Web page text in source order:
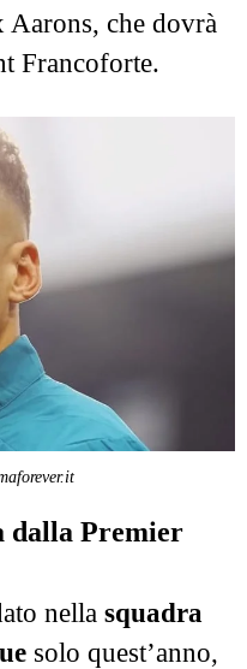
Aarons, che dovrà
Francoforte.
dalla Premier
nella squadra
solo quest’anno,